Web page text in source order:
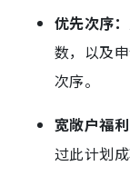
优先次序：
数，以及
次序。
宽敞户福利
过此计划